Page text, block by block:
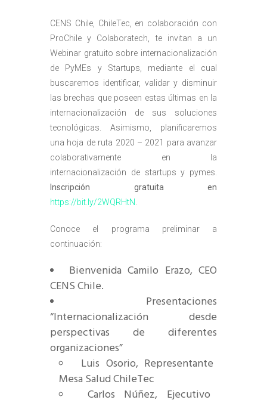
CENS Chile, ChileTec, en colaboración con
ProChile y Colaboratech, te invitan a un
Webinar gratuito sobre internacionalización
de PyMEs y Startups, mediante el cual
buscaremos identificar, validar y disminuir
las brechas que poseen estas últimas en la
internacionalización de sus soluciones
tecnológicas. Asimismo, planificaremos
una hoja de ruta 2020 – 2021 para avanzar
colaborativamente en la
internacionalización de startups y pymes.
Inscripción gratuita en
https://bit.ly/2WQRHtN
Conoce el programa preliminar a
continuación:
Bienvenida Camilo Erazo, CEO
CENS Chile.
Presentaciones
“Internacionalización desde
perspectivas de diferentes
organizaciones”
Luis Osorio, Representante
Mesa Salud ChileTec
Carlos Núñez, Ejecutivo